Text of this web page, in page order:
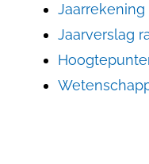
Jaarrekening
Jaarverslag